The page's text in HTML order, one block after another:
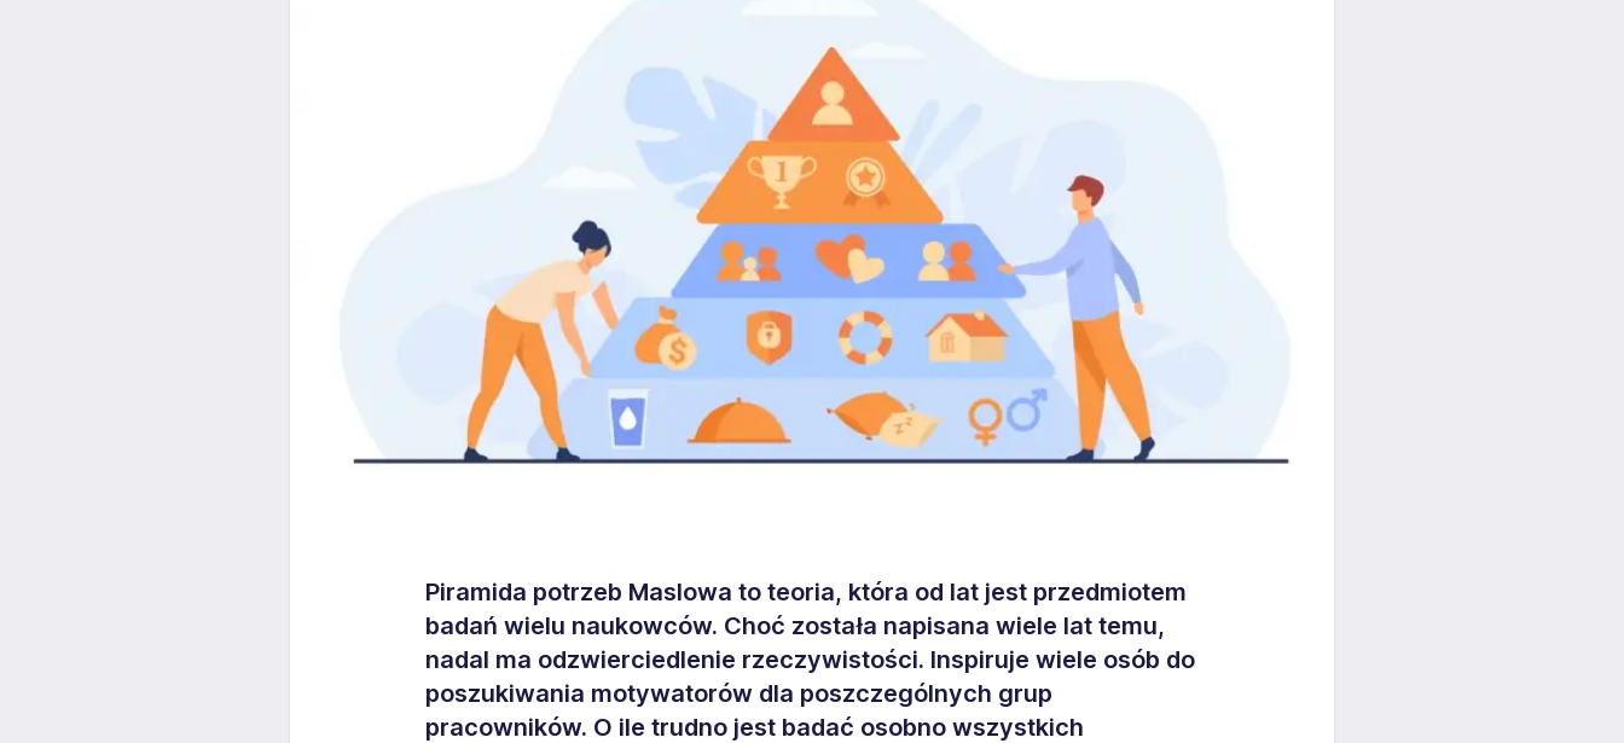
Piramida potrzeb Maslowa to teoria, która od lat jest przedmiotem
badań wielu naukowców. Choć została napisana wiele lat temu,
nadal ma odzwierciedlenie rzeczywistości. Inspiruje wiele osób do
poszukiwania motywatorów dla poszczególnych grup
pracowników. O ile trudno jest badać osobno wszystkich